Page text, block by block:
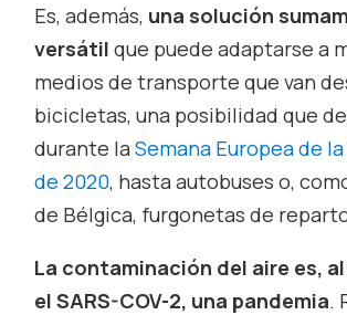
Es, además, una solución
versátil que puede adaptarse a
medios de transporte que van
bicicletas, una posibilidad que
durante laSemana Europea de
de 2020, hasta autobuses o,
de Bélgica, furgonetas de
La contaminación del aire es,
el SARS-COV-2, una pandemia.